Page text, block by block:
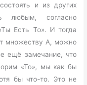
и из других
согласно
Есть То». И тогда
множеству А, можно
ещё замечание, что
«То», мы как бы
бы что-то. Это не